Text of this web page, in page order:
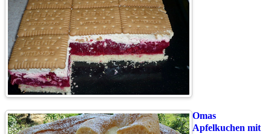
Omas
Apfelkuchen mit